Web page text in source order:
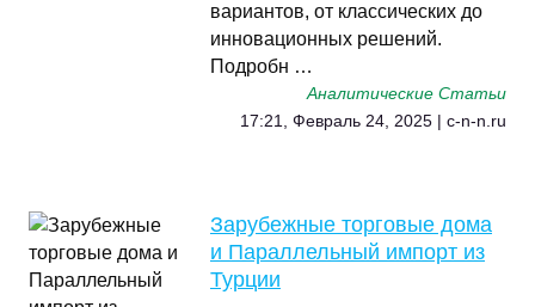
вариантов, от классических до
инновационных решений.
Подробн …
Аналитические Статьи
17:21, Февраль 24, 2025 | c-n-n.ru
Зарубежные торговые дома
и Параллельный импорт из
Турции